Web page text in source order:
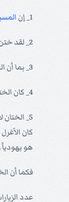
1_ إن
2_ لقد ختن بولس تيموثاوس لكي لا يعثر اليهود بعد أن كان تيموثاوس معتمداً بالماء.
3_ بما أن الختان كان بعد الولادة الجسدية فالمعمودية يجب أن تكون بعد الولادة الروحية.
4_ كان الختان للذكور فقط أما
5_
كان
هو يهودياً
فكما أن
عدد الزيارات: